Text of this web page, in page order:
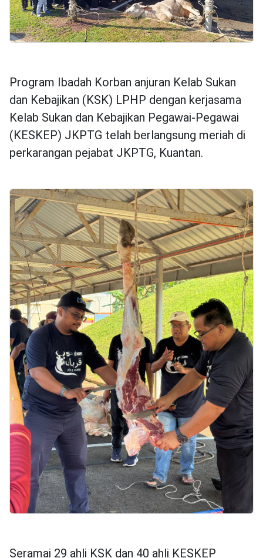
Program Ibadah Korban anjuran Kelab Sukan
dan Kebajikan (KSK) LPHP dengan kerjasama
Kelab Sukan dan Kebajikan Pegawai-Pegawai
(KESKEP) JKPTG telah berlangsung meriah di
perkarangan pejabat JKPTG, Kuantan.
Seramai 29 ahli KSK dan 40 ahli KESKEP